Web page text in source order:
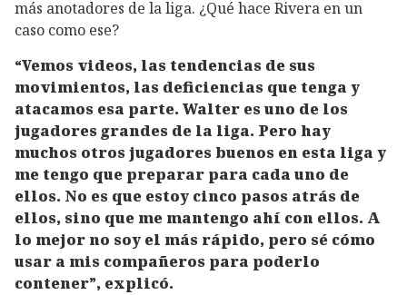
más anotadores de la liga. ¿Qué hace Rivera en un
caso como ese?
“Vemos videos, las tendencias de sus
movimientos, las deficiencias que tenga y
atacamos esa parte. Walter es uno de los
jugadores grandes de la liga. Pero hay
muchos otros jugadores buenos en esta liga y
me tengo que preparar para cada uno de
ellos. No es que estoy cinco pasos atrás de
ellos, sino que me mantengo ahí con ellos. A
lo mejor no soy el más rápido, pero sé cómo
usar a mis compañeros para poderlo
contener”, explicó.